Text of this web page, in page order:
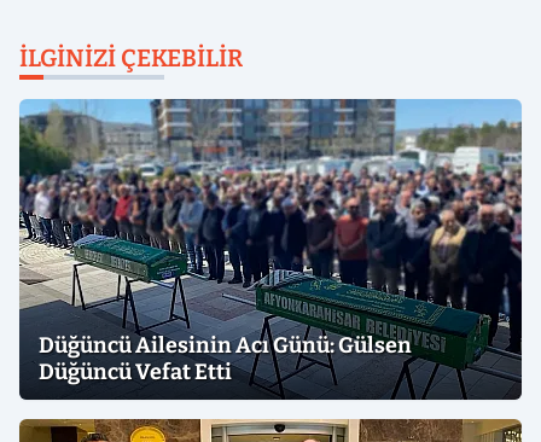
İLGINIZI ÇEKEBILIR
Düğüncü Ailesinin Acı Günü: Gülsen
Düğüncü Vefat Etti